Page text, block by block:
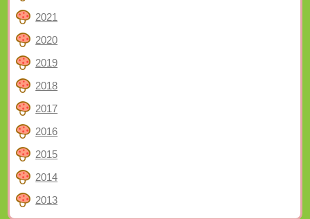
2021
2020
2019
2018
2017
2016
2015
2014
2013